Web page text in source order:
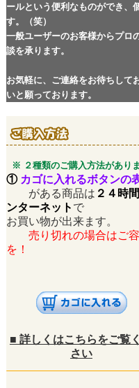
ールという便利なものができ、
す。（笑）
一般ユーザーのお客様からプロ
談を承ります。
お気軽に、ご連絡をお待ちして
いと願っております。
※ ２種類のご購入方法があり
① カゴに入れるボタンの
がある商品は ２４時
ンターネット で
お買い物が出来ます。
売り切れの場合はご
を！
■ 詳しくはこちらをご覧
さい